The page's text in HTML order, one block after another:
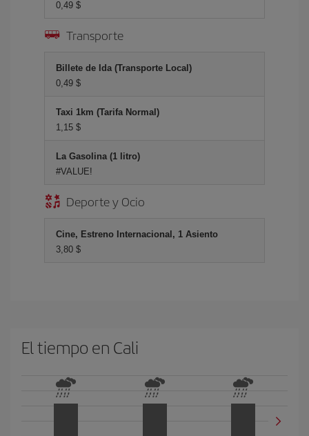
0,49 $
Transporte
Billete de Ida (Transporte Local)
0,49 $
Taxi 1km (Tarifa Normal)
1,15 $
La Gasolina (1 litro)
#VALUE!
Deporte y Ocio
Cine, Estreno Internacional, 1 Asiento
3,80 $
El tiempo en Cali